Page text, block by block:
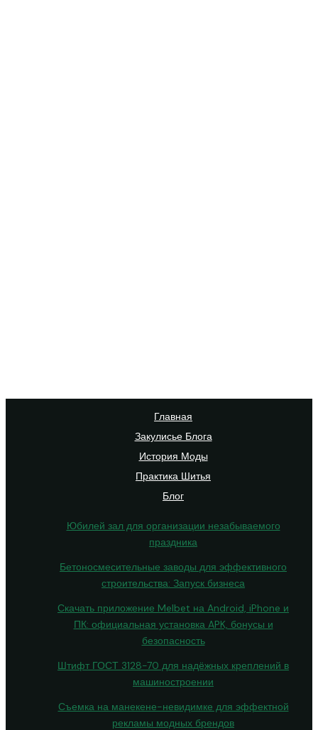
Главная
Закулисье Блога
История Моды
Практика Шитья
Блог
Юбилей зал для организации незабываемого
праздника
Бетоносмесительные заводы для эффективного
строительства: Запуск бизнеса
Скачать приложение Melbet на Android, iPhone и
ПК: официальная установка APK, бонусы и
безопасность
Штифт ГОСТ 3128-70 для надёжных креплений в
машиностроении
Съемка на манекене-невидимке для эффектной
рекламы модных брендов